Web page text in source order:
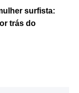
surfista:
trás do